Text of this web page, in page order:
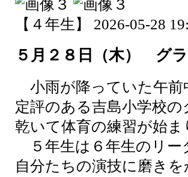
【４年生】 2026-05-28
５月２８日（木） グ
小雨が降っていた午前
定評のある吉島小学校
乾いて体育の練習が始
５年生は６年生のリー
自分たちの演技に磨き